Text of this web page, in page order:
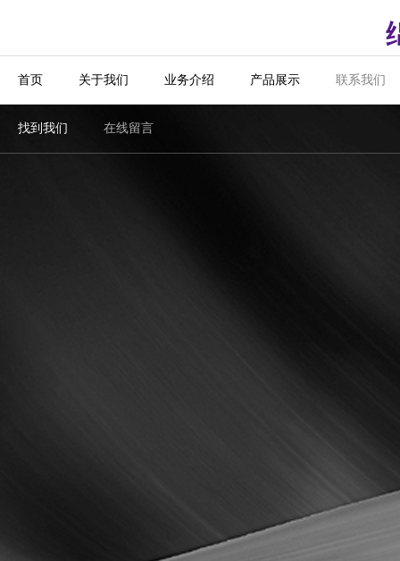
首页 关于我们 业务介绍 产品展示 联系我们
找到我们 在线留言